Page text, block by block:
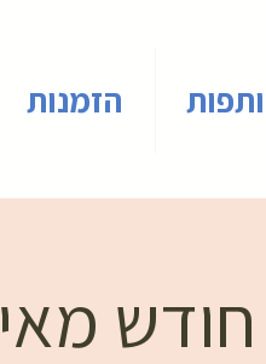
הזמנות
חודש מאי